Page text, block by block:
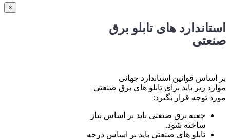
×
استاندارد های تابلو برق
صنعتی
بر اساس قوانین استاندارد جهانی
موارد زیر باید برای تابلو های برق صنعتی
مورد توجه قرار بگیرد:
جعبه برق صنعتی باید بر اساس نیاز
ساخته شود.
تابلو های صنعتی باید بر اساس درجه